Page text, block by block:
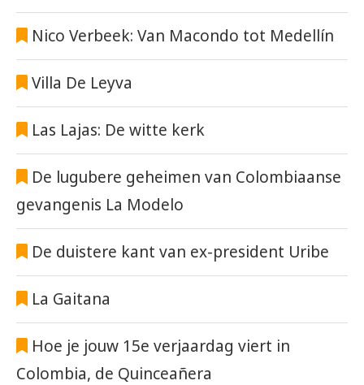
Nico Verbeek: Van Macondo tot Medellín
Villa De Leyva
Las Lajas: De witte kerk
De lugubere geheimen van Colombiaanse
gevangenis La Modelo
De duistere kant van ex-president Uribe
La Gaitana
Hoe je jouw 15e verjaardag viert in
Colombia, de Quinceañera